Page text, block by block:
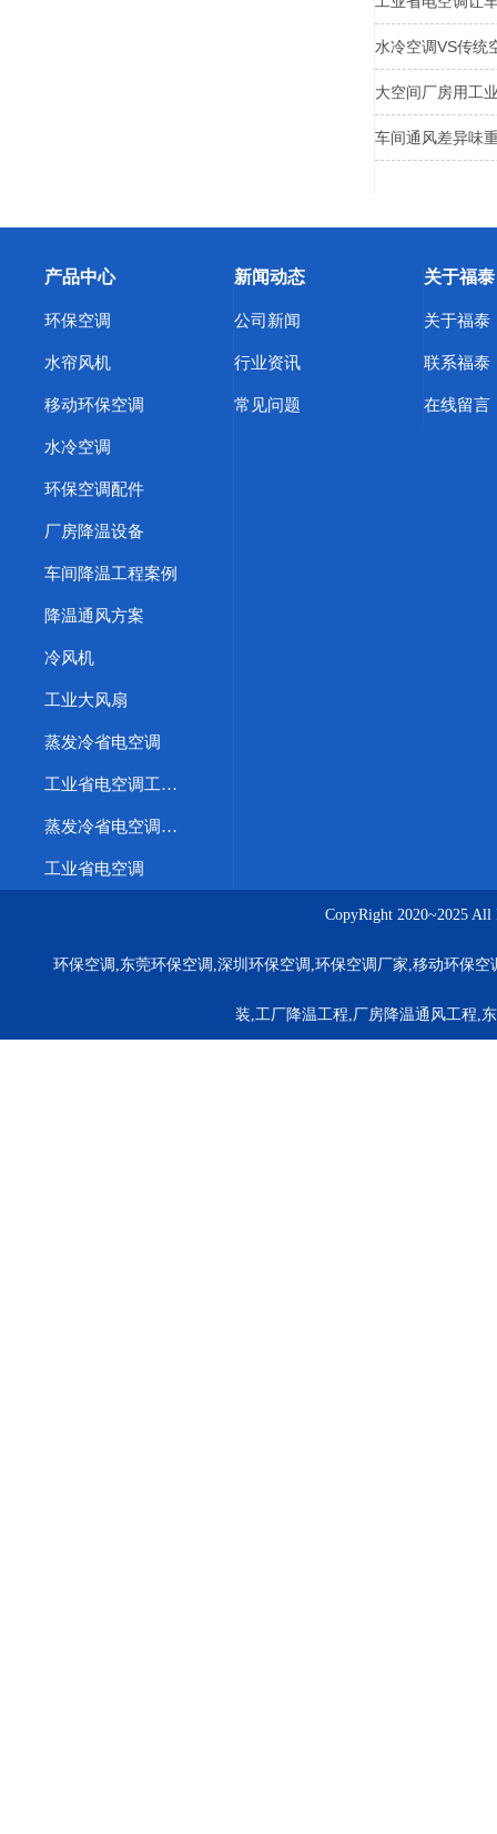
水冷空调VS传
大空间厂房用工
车间通风差异味
产品中心
环保空调
水帘风机
移动环保空调
水冷空调
环保空调配件
厂房降温设备
车间降温工程案例
降温通风方案
冷风机
工业大风扇
蒸发冷省电空调
工业省电空调工程案例
蒸发冷省电空调优势
工业省电空调
新闻动态
公司新闻
行业资讯
常见问题
关于福泰
关于福泰
联系福泰
在线留言
CopyRight 2020~2025
环保空调,东莞环保空调,深圳环保空调,环保空调厂家,移动环保
装,工厂降温工程,厂房降温通风工程,